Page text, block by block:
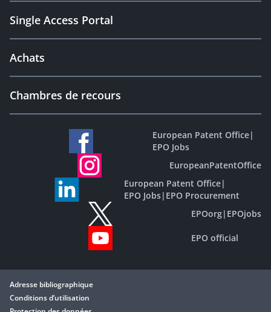
Single Access Portal
Achats
Chambres de recours
European Patent Office|
EPO Jobs
EuropeanPatentOffice
European Patent Office|
EPO Jobs| EPO Procurement
EPOorg| EPOjobs
EPO official
Adresse bibliographique
Conditions d’utilisation